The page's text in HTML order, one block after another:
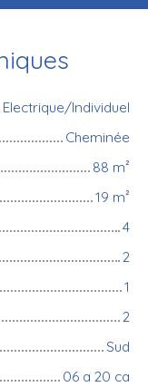
Electrique/Individuel
Cheminée
88 m²
19 m²
4
2
1
2
Sud
06 a 20 ca